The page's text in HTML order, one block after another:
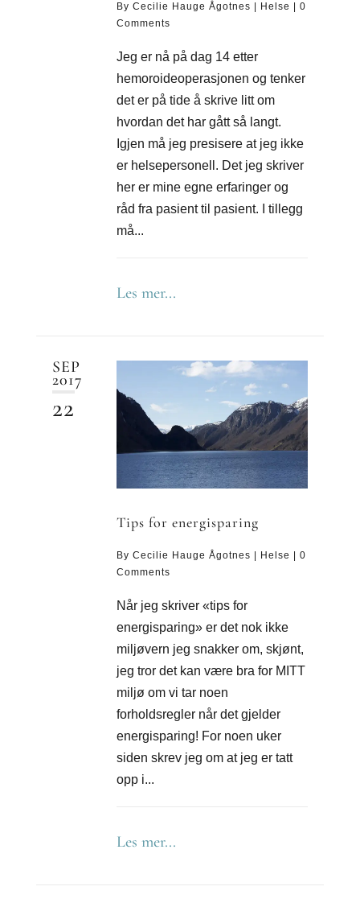
By Cecilie Hauge Ågotnes Helse
0
Comments
Jeg er nå på dag 14 etter
hemoroideoperasjonen og tenker
det er på tide å skrive litt om
hvordan det har gått så langt.
Igjen må jeg presisere at jeg ikke
er helsepersonell. Det jeg skriver
her er mine egne erfaringer og
råd fra pasient til pasient. I tillegg
må...
Les mer...
SEP
2017
22
Tips for energisparing
By Cecilie Hauge Ågotnes Helse
0
Comments
Når jeg skriver «tips for
energisparing» er det nok ikke
miljøvern jeg snakker om, skjønt,
jeg tror det kan være bra for MITT
miljø om vi tar noen
forholdsregler når det gjelder
energisparing! For noen uker
siden skrev jeg om at jeg er tatt
opp i...
Les mer...